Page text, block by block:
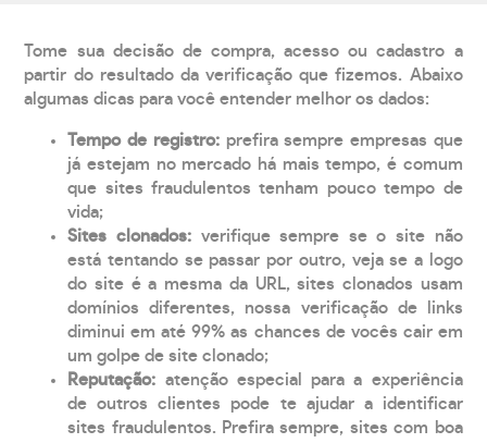
Tome sua decisão de compra, acesso ou cadastro a
partir do resultado da verificação que fizemos. Abaixo
algumas dicas para você entender melhor os dados:
Tempo de registro: prefira sempre empresas que
já estejam no mercado há mais tempo, é comum
que sites fraudulentos tenham pouco tempo de
vida;
Sites clonados: verifique sempre se o site não
está tentando se passar por outro, veja se a logo
do site é a mesma da URL, sites clonados usam
domínios diferentes, nossa verificação de links
diminui em até 99% as chances de vocês cair em
um golpe de site clonado;
Reputação: atenção especial para a experiência
de outros clientes pode te ajudar a identificar
sites fraudulentos. Prefira sempre, sites com boa